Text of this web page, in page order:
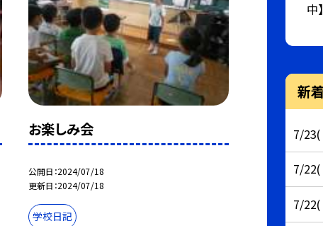
お楽しみ会
公開日 2024/07/18
更新日 2024/07/18
学校日記
中】
新
7/23(
7/
7/